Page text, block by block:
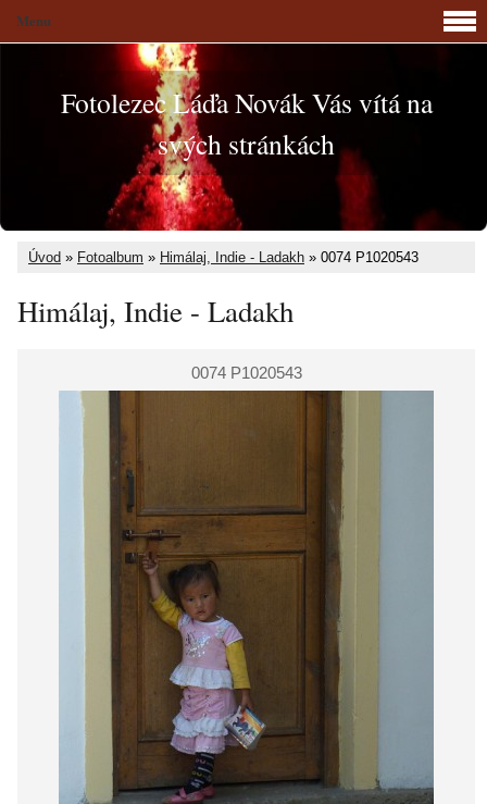
Fotolezec Láďa Novák Vás vítá na
svých stránkách
Úvod » Fotoalbum » Himálaj, Indie - Ladakh » 0074 P1020543
Himálaj, Indie - Ladakh
0074 P1020543
Menu